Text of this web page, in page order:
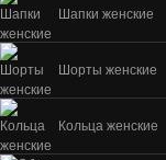
Шапки женские
Шорты женские
Кольца женские